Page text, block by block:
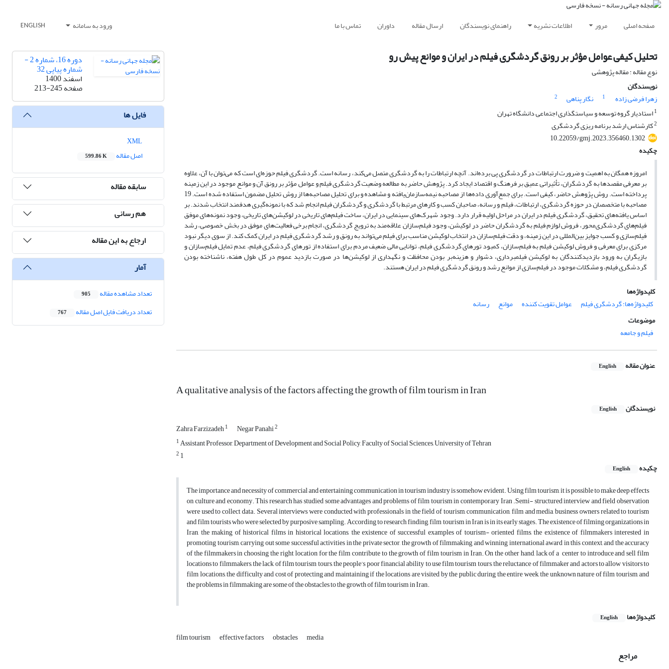
صفحه اصلی مرور اطلاعات نشریه راهنمای نویسندگان ارسال مقاله داوران تماس با ما ورود به سامانه ENGLISH
تحلیل کیفی عوامل مؤثر بر رونق گردشگری فیلم در ایران و موانع پیش رو
نوع مقاله : مقاله پژوهشی
نویسندگان
زهرا فرضی زاده
1 نگار پناهی
2
1استادیار گروه توسعه و سیاستگذاری اجتماعی دانشگاه تهران
2کارشناس ارشد برنامه ریزی گردشگری
10.22059/gmj.2023.356460.1302
چکیده
امروزه همگان به اهمیت و ضرورت ارتباطات در گردشگری پی برده‌اند. آنچه ارتباطات را به گردشگری متصل می‌کند، رسانه است. گردشگری فیلم حوزه‌ای است که می‌توان با آن، علاوه
بر معرفی مقصدها به گردشگران، تأثیراتی عمیق بر فرهنگ و اقتصاد ایجاد کرد. پژوهش حاضر به مطالعه وضعیت گردشگری فیلم و عوامل مؤثر بر رونق آن و موانع موجود در این زمینه
پرداخته است. روش پژوهش حاضر، کیفی است. برای جمع‌آوری داده‌ها از مصاحبه نیمه‌سازمان‌یافته و مشاهده و برای تحلیل مصاحبه‌ها از روش تحلیل مضمون استفاده شده است. 19
مصاحبه با متخصصان در حوزه گردشگری، ارتباطات، فیلم و رسانه، صاحبان کسب و کارهای مرتبط با گردشگری و گردشگران فیلم انجام شد که با نمونه‌گیری هدفمند انتخاب شدند. بر
اساس یافته‌های تحقیق، گردشگری فیلم در ایران در مراحل اولیه قرار دارد. وجود شهرک‌های سینمایی در ایران، ساخت فیلم‌های تاریخی در لوکیشن‌های تاریخی، وجود نمونه‌های موفق
فیلم‌های گردشگری‌محور، فروش لوازم فیلم به گردشگران حاضر در لوکیشن، وجود فیلم‌سازان علاقه‌مند به ترویج گردشگری، انجام برخی فعالیت‌های موفق در بخش خصوصی، رشد
فیلم‌سازی و کسب جوایز بین‌المللی در این زمینه، و دقت فیلم‌سازان در انتخاب لوکیشن مناسب برای فیلم می‌تواند به رونق و رشد گردشگری فیلم در ایران کمک کند. از سوی دیگر نبود
مرکزی برای معرفی و فروش لوکیشن فیلم به فیلم‌سازان، کمبود تورهای گردشگری فیلم، توانایی مالی ضعیف مردم برای استفاده از تورهای گردشگری فیلم، عدم تمایل فیلم‌سازان و
بازیگران به ورود بازدیدکنندگان به لوکیشن فیلمبرداری، دشوار و هزینه‌بر بودن محافظت و نگهداری از لوکیشن‌ها در صورت بازدید عموم در کل طول هفته، ناشناخته بودن
گردشگری فیلم، و مشکلات موجود در فیلم‌سازی از موانع رشد و رونق گردشگری فیلم در ایران هستند.
کلیدواژه‌ها
کلیدواژه‌ها: گردشگری فیلم
عوامل تقویت کننده موانع
رسانه
موضوعات
فیلم و جامعه
عنوان مقاله English
A qualitative analysis of the factors affecting the growth of film tourism in Iran
نویسندگان English
Zahra Farzizadeh1 Negar Panahi2
1Assistant Professor, Department of Development and Social Policy, Faculty of Social Sciences, University of Tehran
2 1
چکیده
English
The importance and necessity of commercial and entertaining communication in tourism industry is somehow evident. Using film tourism, it is possible to make deep effects
on culture and economy. This research has studied some advantages and problems of film tourism in contemporary Iran .Semi- structured interview and field observation
were used to collect data. Several interviews were conducted with professionals in the field of tourism, communication, film and media, business owners related to tourism
and film tourists who were selected by purposive sampling. According to research finding, film tourism in Iran is in its early stages. The existence of filming organizations in
Iran, the making of historical films in historical locations, the existence of successful examples of tourism- oriented films, the existence of filmmakers interested in
promoting tourism, carrying out some successful activities in the private sector, the growth of filmmaking and winning international award in this context, and the accuracy
of the filmmakers in choosing the right location for the film contribute to the growth of film tourism in Iran. On the other hand, lack of a center to introduce and sell film
locations to filmmakers, the lack of film tourism tours, the people’s poor financial ability to use film tourism tours, the reluctance of filmmaker and actors to allow visitors to
film locations, the difficulty and cost of protecting and maintaining if the locations are visited by the public during the entire week, the unknown nature of film tourism, and
the problems in filmmaking are some of the obstacles to the growth of film tourism in Iran.
کلیدواژه‌ها English
film tourism effective factors obstacles media
مراجع
دوره 16، شماره 2 -
شماره پیاپی 32
اسفند 1400
صفحه213-245
فایل ها
اصل مقاله
599.86 K
سابقه مقاله
هم رسانی
ارجاع به این مقاله
آمار
تعداد مشاهده مقاله 905
تعداد دریافت فایل اصل مقاله 767